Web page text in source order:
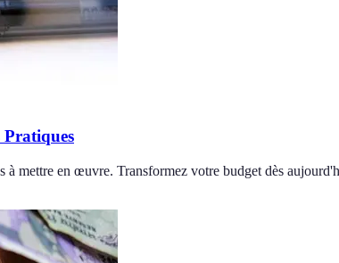
Pratiques
à mettre en œuvre. Transformez votre budget dès